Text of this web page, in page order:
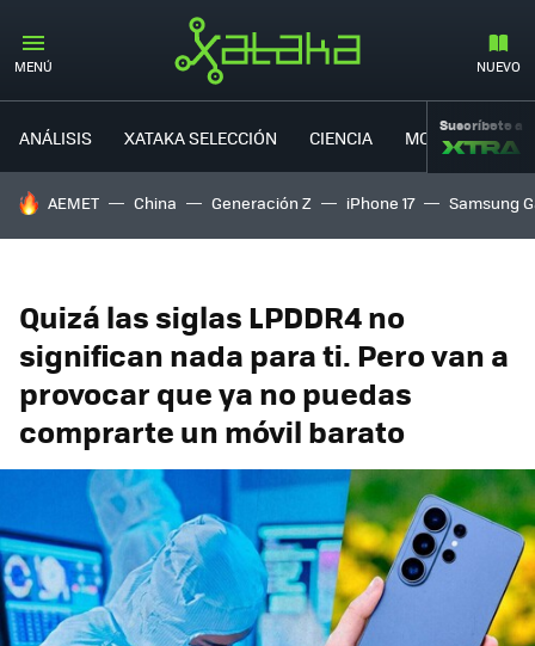
MENÚ NUEVO
ANÁLISIS XATAKA SELECCIÓN CIENCIA MOVILIDAD
Suscríbete a
HOY SE HABLA DE
AEMET China Generación Z iPhone 17 Samsung
Quizá las siglas LPDDR4 no
significan nada para ti. Pero van a
provocar que ya no puedas
comprarte un móvil barato